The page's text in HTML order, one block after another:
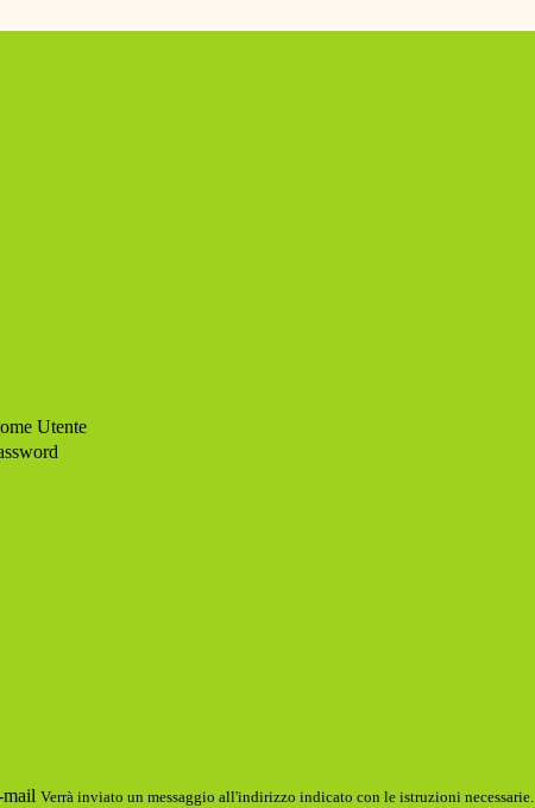
Utente
Verrà inviato un messaggio all'indirizzo indicato con le istruzioni necessarie.